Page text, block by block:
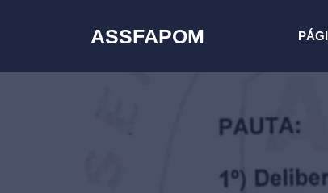
conteúdo
ASSFAPOM